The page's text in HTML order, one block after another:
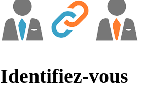
Identifiez-vous